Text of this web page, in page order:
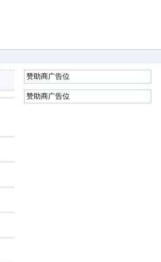
赞助商广告位
赞助商广告位